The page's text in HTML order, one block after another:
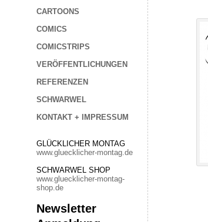
CARTOONS
COMICS
COMICSTRIPS
VERÖFFENTLICHUNGEN
REFERENZEN
SCHWARWEL
KONTAKT + IMPRESSUM
GLÜCKLICHER MONTAG
www.gluecklicher-montag.de
SCHWARWEL SHOP
www.gluecklicher-montag-
shop.de
Newsletter